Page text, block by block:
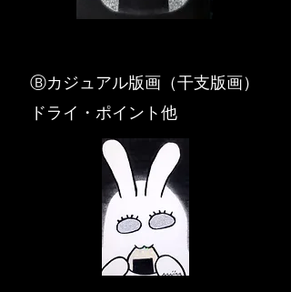
​Ⓑカジュアル版画（干支版画）
ドライ・ポイント他